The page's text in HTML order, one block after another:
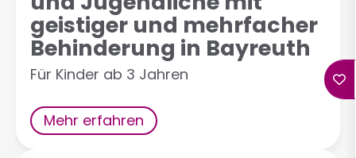
geistiger und mehrfacher
Behinderung in Bayreuth
Für Kinder ab 3 Jahren
Mehr erfahren